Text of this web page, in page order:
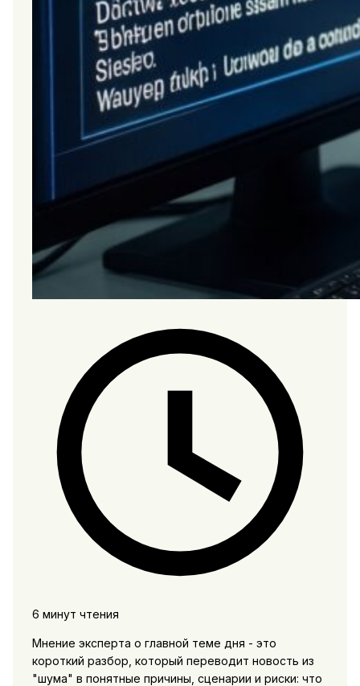
6 минут чтения
Мнение эксперта о главной теме дня - это
короткий разбор, который переводит новость из
"шума" в понятные причины, сценарии и риски: что